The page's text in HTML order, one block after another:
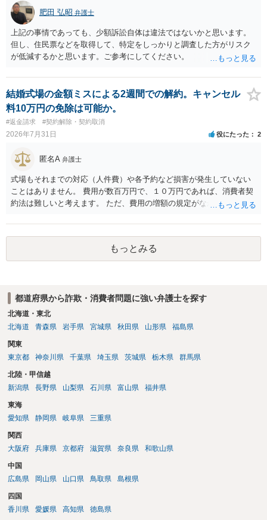
肥田 弘昭 弁護士
上記の事情であっても、少額訴訟自体は違法ではないかと思います。
但し、住民票などを取得して、特定をしっかりと調査した方がリスク
が低減するかと思います。ご参考にしてください。
結婚式場の金額ミスによる2週間での解約。キャンセル
料10万円の免除は可能か。
#返金請求 #契約解除・契約取消
2026年7月31日 役にたった 2
匿名A 弁護士
式場もそれまでの対応（人件費）や各予約など損害が発生していない
ことはありません。 費用が数百万円で、１０万円であれば、消費者契
約法は難しいと考えます。 ただ、費用の増額の規定がなかったのに増
ということになり、解約するのは理由がないことになります。
もっとみる
都道府県から詐欺・消費者問題に強い弁護士を探す
北海道・東北
北海道
青森県 岩手県 宮城県 秋田県 山形県 福島県
関東
東京都
神奈川県 千葉県 埼玉県 茨城県 栃木県 群馬県
北陸・甲信越
新潟県
長野県 山梨県 石川県 富山県 福井県
東海
愛知県
静岡県 岐阜県 三重県
関西
大阪府
兵庫県 京都府 滋賀県 奈良県 和歌山県
中国
広島県
岡山県 山口県 鳥取県 島根県
四国
香川県
愛媛県 高知県 徳島県